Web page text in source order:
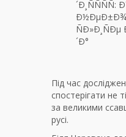
Під час
спостерігати не
за великими
русі.